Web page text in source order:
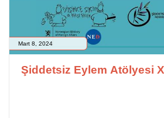
Mart 8, 2024
Şiddetsiz Eylem Atölyesi